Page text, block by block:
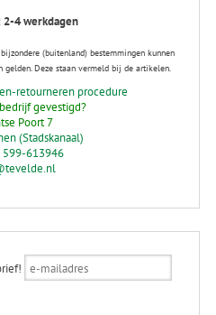
4 werkdagen
(buitenland) bestemmingen kunnen
Deze staan vermeld bij de artikelen.
retourneren procedure
gevestigd?
Poort 7
(Stadskanaal)
599-613946